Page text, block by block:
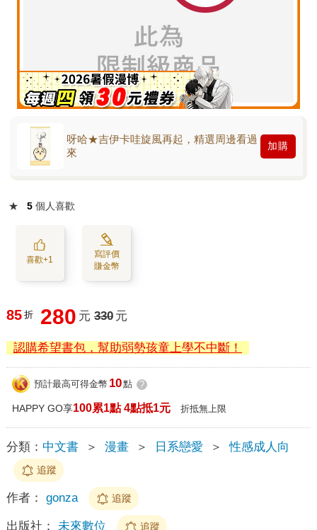
呀哈★吉伊卡哇旋風再起，精選周邊看過
來
加購
★ 5 個人喜歡
喜歡+1
寫評價
賺金幣
85 折 280 元 330 元
認購希望書包，幫助弱勢孩童上學不中斷！
預計最高可得金幣 10點 ?
HAPPY GO享100累1點 4點抵1元 折抵無上限
分類： 中文書 ＞ 漫畫 ＞ 日系戀愛 ＞ 性感成人向
追蹤
作者： gonza 追蹤
出版社： 未來數位 追蹤